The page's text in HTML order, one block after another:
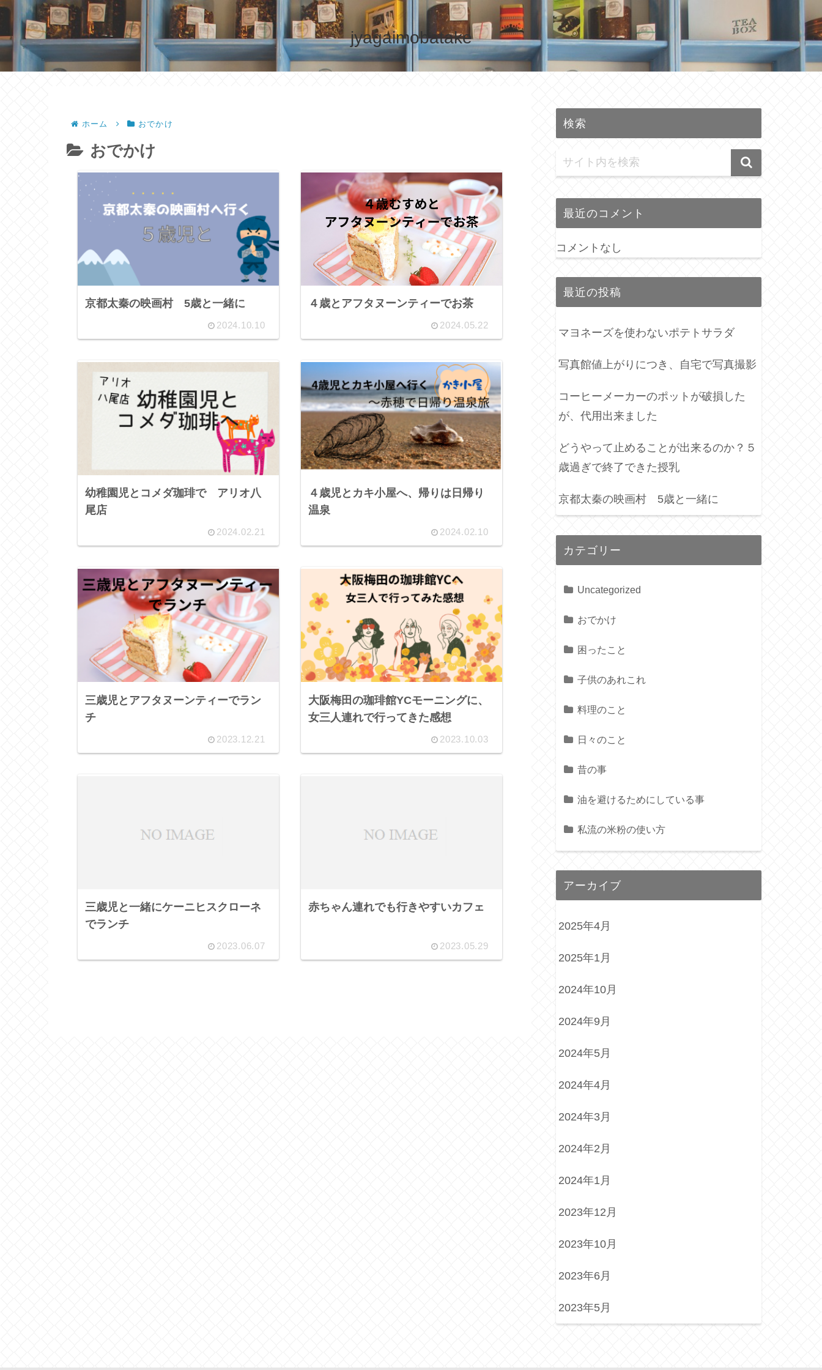
jyagaimobatake
ホーム おでかけ
おでかけ
京都太秦の映画村 5歳と一緒に
2024.10.10
４歳とアフタヌーンティーでお茶
2024.05.22
幼稚園児とコメダ珈琲で アリオ八
尾店
2024.02.21
４歳児とカキ小屋へ、帰りは日帰り
温泉
2024.02.10
三歳児とアフタヌーンティーでラン
チ
2023.12.21
大阪梅田の珈琲館YCモーニングに、
女三人連れで行ってきた感想
2023.10.03
三歳児と一緒にケーニヒスクローネ
でランチ
2023.06.07
赤ちゃん連れでも行きやすいカフェ
2023.05.29
検索
最近のコメント
コメントなし
最近の投稿
マヨネーズを使わないポテトサラダ
写真館値上がりにつき、自宅で写真撮影
コーヒーメーカーのポットが破損した
が、代用出来ました
どうやって止めることが出来るのか？５
歳過ぎで終了できた授乳
京都太秦の映画村 5歳と一緒に
カテゴリー
Uncategorized
おでかけ
困ったこと
子供のあれこれ
料理のこと
日々のこと
昔の事
油を避けるためにしている事
私流の米粉の使い方
アーカイブ
2025年4月
2025年1月
2024年10月
2024年9月
2024年5月
2024年4月
2024年3月
2024年2月
2024年1月
2023年12月
2023年10月
2023年6月
2023年5月